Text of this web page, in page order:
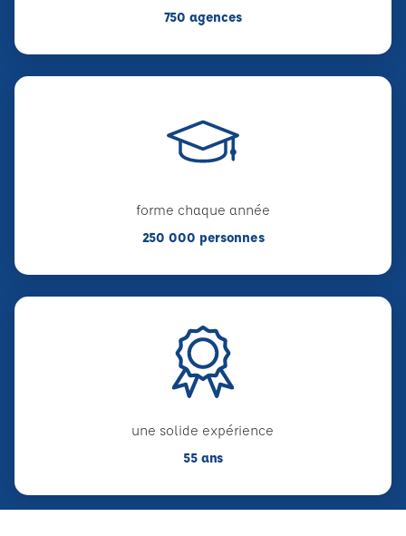
750 agences
forme chaque année
250 000 personnes
une solide expérience
55 ans